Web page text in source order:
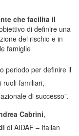
che facilita il
di definire una
del rischio e in
famiglie
periodo per definire il
ruoli familiari,
di successo”.
Cabrini,
di AIDAF – Italian